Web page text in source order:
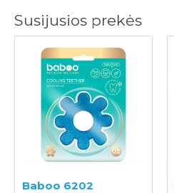
Susijusios prekės
Baboo 6202